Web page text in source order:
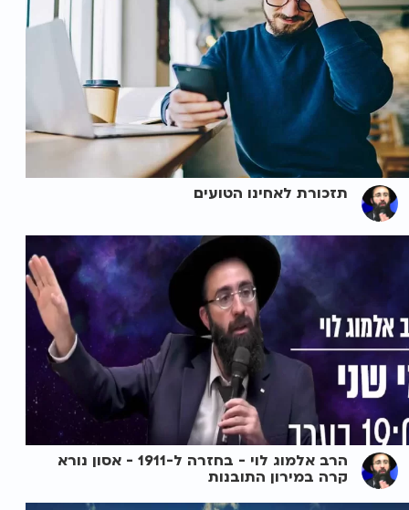
תזכורת לאחינו הטועים
הרב אלמוג לוי - בחזרה ל-1911 - אסון נורא
קרה במירון התובנות